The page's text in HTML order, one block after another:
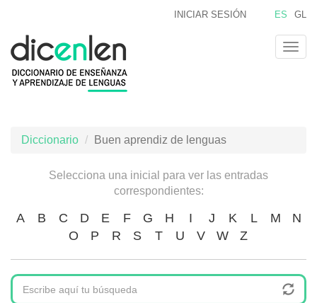
contenido
principal
ES GL
INICIAR SESIÓN
Diccionario Buen aprendiz de lenguas
Selecciona una inicial para ver las entradas
correspondientes:
A B C D E F G H I J K L M
N
O
P R S T U V W Z